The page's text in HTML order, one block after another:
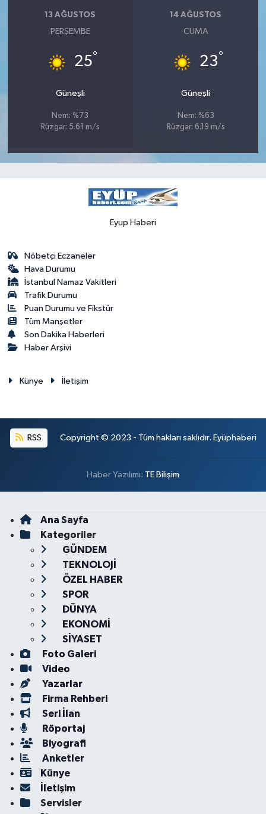
13 AĞUSTOS
PERŞEMBE
25°
Güneşli
Nem: %73
Rüzgar: 5.61 m/s
14 AĞUSTOS
CUMA
23°
Güneşli
Nem: %63
Rüzgar: 6.19 m/s
Eyup Haberi
Nöbetçi Eczaneler
Hava Durumu
İstanbul Namaz Vakitleri
Trafik Durumu
Puan Durumu ve Fikstür
Tüm Manşetler
Son Dakika Haberleri
Haber Arşivi
Künye İletişim
RSS Copyright © 2023 - Tüm hakları saklıdır. Eyüphaberi
Haber Yazılımı: TE Bilişim
Ana Sayfa
Kategoriler
GÜNDEM
TEKNOLOJİ
ÖZEL HABER
SPOR
DÜNYA
EKONOMİ
SİYASET
Foto Galeri
Video
Yazarlar
Firma Rehberi
Seri İlan
Röportaj
Biyografi
Anketler
Künye
İletişim
Servisler